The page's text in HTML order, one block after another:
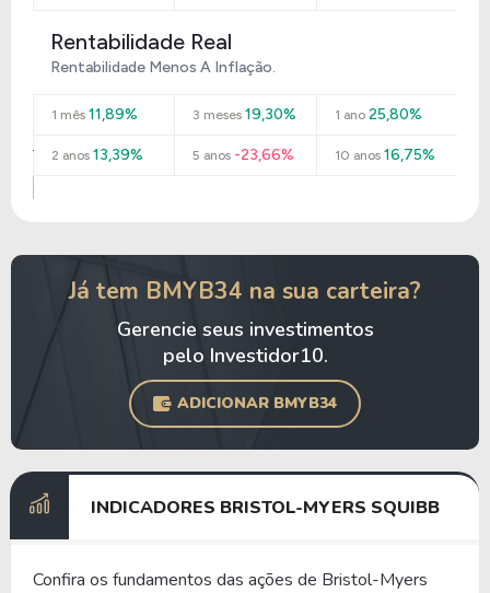
Rentabilidade Real
Rentabilidade Menos A Inflação.
1 mês 11,89% 3 meses 19,30% 1 ano25,80%
2 anos 13,39% 5 anos -23,66% 10 anos16,75%
Já tem BMYB34 na sua carteira?
Gerencie seus investimentos
pelo Investidor10.
ADICIONAR BMYB34
INDICADORES BRISTOL-MYERS SQUIBB
Confira os fundamentos das ações de Bristol-Myers